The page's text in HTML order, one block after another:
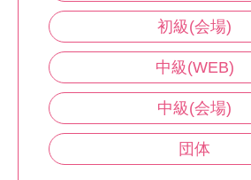
初級(会場)
中級(WEB)
中級(会場)
団体